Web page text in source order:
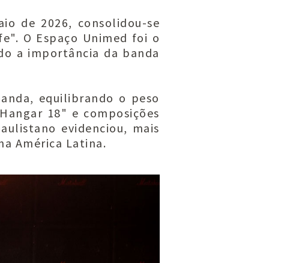
de 2026, consolidou-se
O Espaço Unimed foi o
a importância da banda
equilibrando o peso
18" e composições
evidenciou, mais
América Latina.